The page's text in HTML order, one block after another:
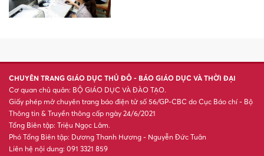
CHUYÊN TRANG GIÁO DỤC THỦ ĐÔ - BÁO GIÁO DỤC VÀ THỜI ĐẠI
Cơ quan chủ quản: BỘ GIÁO DỤC VÀ ĐÀO TẠO.
Giấy phép mở chuyên trang báo điện tử số 56/GP-CBC do Cục Báo chí - Bộ
Thông tin & Truyền thông cấp ngày 24/6/2021
Tổng Biên tập: Triệu Ngọc Lâm.
Phó Tổng Biên tập: Dương Thanh Hương - Nguyễn Đức Tuân
Liên hệ nội dung: 091 3321 859